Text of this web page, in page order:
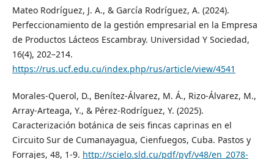
Mateo Rodríguez, J. A., & García Rodríguez, A. (2024).
Perfeccionamiento de la gestión empresarial en la Empresa
de Productos Lácteos Escambray. Universidad Y Sociedad,
16(4), 202–214.
https://rus.ucf.edu.cu/index.php/rus/article/view/4541
Morales-Querol, D., Benítez-Álvarez, M. Á., Rizo-Álvarez, M.,
Array-Arteaga, Y., & Pérez-Rodríguez, Y. (2025).
Caracterización botánica de seis fincas caprinas en el
Circuito Sur de Cumanayagua, Cienfuegos, Cuba. Pastos y
Forrajes, 48, 1-9. http://scielo.sld.cu/pdf/pyf/v48/en_2078-